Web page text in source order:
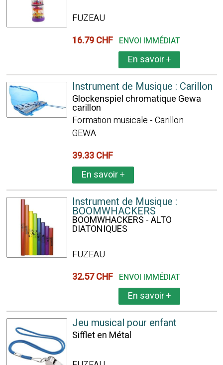
FUZEAU
16.79 CHF ENVOI IMMÉDIAT
En savoir+
Instrument de Musique : Carillon
Glockenspiel chromatique Gewa
carillon
Formation musicale - Carillon
GEWA
39.33 CHF
En savoir+
Instrument de Musique :
BOOMWHACKERS
BOOMWHACKERS - ALTO
DIATONIQUES
FUZEAU
32.57 CHF ENVOI IMMÉDIAT
En savoir+
Jeu musical pour enfant
Sifflet en Métal